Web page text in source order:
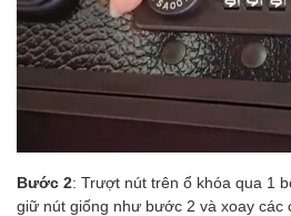
Bước 2: Trượt nút trên ổ khóa qua 1
giữ nút giống như bước 2 và xoay các